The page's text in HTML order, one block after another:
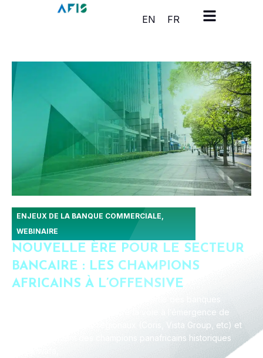
Panneau de gestion des cookies
EN
FR
ENJEUX DE LA BANQUE COMMERCIALE,
WEBINAIRE
NOUVELLE ÈRE POUR LE SECTEUR
BANCAIRE : LES CHAMPIONS
AFRICAINS À L’OFFENSIVE
internationales d’Afrique ouvre la voie à l’émergence de
nouveaux champions régionaux (Coris, Vista Group, etc) et
au renforcement des champions panafricains historiques